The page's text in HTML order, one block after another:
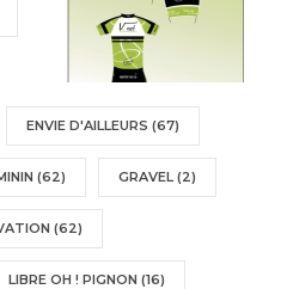
ENVIE D'AILLEURS (67)
(62) GRAVEL (2)
(62)
LIBRE OH ! PIGNON (16)